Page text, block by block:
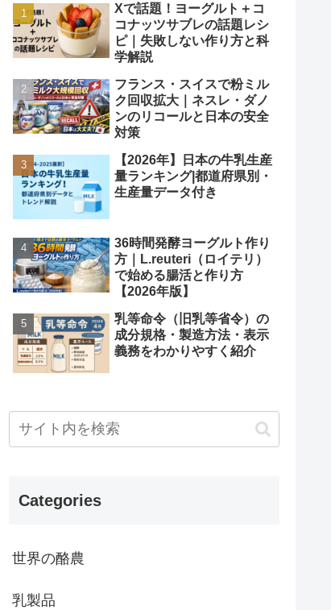
Xで話題！ヨーグルト＋コ
コナッツサブレの話題レシ
ピ｜失敗しない作り方と科
学解説
フランス・スイスで粉ミル
ク回収拡大｜ネスレ・ダノ
ンのリコールと日本の安全
対策
【2026年】日本の牛乳生産
量ランキング|都道府県別・
生産量データ付き
36時間発酵ヨーグルト作り
方｜L.reuteri（ロイテリ）
で始める腸活と作り方
【2026年版】
乳等命令（旧乳等省令）の
成分規格・製造方法・表示
義務をわかりやすく紹介
Categories
世界の酪農
乳製品